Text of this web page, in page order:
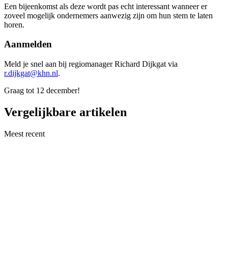
Een bijeenkomst als deze wordt pas echt interessant wanneer er
zoveel mogelijk ondernemers aanwezig zijn om hun stem te laten
horen.
Aanmelden
Meld je snel aan bij regiomanager Richard Dijkgat via
r.dijkgat@khn.nl.
Graag tot 12 december!
Vergelijkbare artikelen
Meest recent